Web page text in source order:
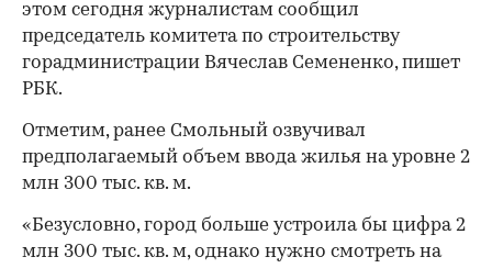
этом сегодня журналистам сообщил
председатель комитета по строительству
горадминистрации Вячеслав Семененко, пишет
РБК.
Отметим, ранее Смольный озвучивал
предполагаемый объем ввода жилья на уровне 2
млн 300 тыс. кв. м.
«Безусловно, город больше устроила бы цифра 2
млн 300 тыс. кв. м, однако нужно смотреть на